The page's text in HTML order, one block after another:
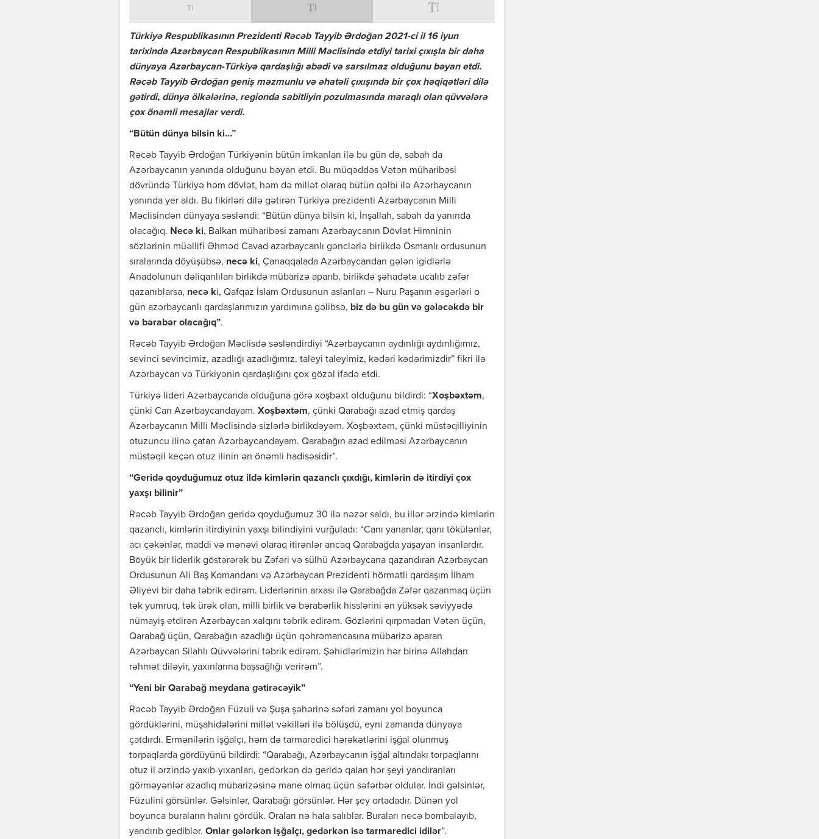
Türkiyə Respublikasının Prezidenti Rəcəb Tayyib Ərdoğan 2021-ci il 16 iyun
tarixində Azərbaycan Respublikasının Milli Məclisində etdiyi tarixi çıxışla bir daha
dünyaya Azərbaycan-Türkiyə qardaşlığı əbədi və sarsılmaz olduğunu bəyan etdi.
Rəcəb Tayyib Ərdoğan geniş məzmunlu və əhatəli çıxışında bir çox həqiqətləri dilə
gətirdi, dünya ölkələrinə, regionda sabitliyin pozulmasında maraqlı olan qüvvələrə
çox önəmli mesajlar verdi.
“Bütün dünya bilsin ki…”
Rəcəb Tayyib Ərdoğan Türkiyənin bütün imkanları ilə bu gün də, sabah da
Azərbaycanın yanında olduğunu bəyan etdi. Bu müqəddəs Vətən müharibəsi
dövründə Türkiyə həm dövlət, həm də millət olaraq bütün qəlbi ilə Azərbaycanın
yanında yer aldı. Bu fikirləri dilə gətirən Türkiyə prezidenti Azərbaycanın Milli
Məclisindən dünyaya səsləndi: “Bütün dünya bilsin ki, İnşallah, sabah da yanında
olacağıq. Necə ki, Balkan müharibəsi zamanı Azərbaycanın Dövlət Himninin
sözlərinin müəllifi Əhməd Cavad azərbaycanlı gənclərlə birlikdə Osmanlı ordusunun
sıralarında döyüşübsə, necə ki, Çanaqqalada Azərbaycandan gələn igidlərlə
Anadolunun dəliqanlıları birlikdə mübarizə aparıb, birlikdə şəhadətə ucalıb zəfər
qazanıblarsa, necə ki, Qafqaz İslam Ordusunun aslanları – Nuru Paşanın əsgərləri o
gün azərbaycanlı qardaşlarımızın yardımına gəlibsə, biz də bu gün və gələcəkdə bir
və bərabər olacağıq”.
Rəcəb Tayyib Ərdoğan Məclisdə səsləndirdiyi “Azərbaycanın aydınlığı aydınlığımız,
sevinci sevincimiz, azadlığı azadlığımız, taleyi taleyimiz, kədəri kədərimizdir” fikri ilə
Azərbaycan və Türkiyənin qardaşlığını çox gözəl ifadə etdi.
Türkiyə lideri Azərbaycanda olduğuna görə xoşbəxt olduğunu bildirdi: “Xoşbəxtəm,
çünki Can Azərbaycandayam. Xoşbəxtəm, çünki Qarabağı azad etmiş qardaş
Azərbaycanın Milli Məclisində sizlərlə birlikdəyəm. Xoşbəxtəm, çünki müstəqilliyinin
otuzuncu ilinə çatan Azərbaycandayam. Qarabağın azad edilməsi Azərbaycanın
müstəqil keçən otuz ilinin ən önəmli hadisəsidir”.
“Geridə qoyduğumuz otuz ildə kimlərin qazanclı çıxdığı, kimlərin də itirdiyi çox
yaxşı bilinir”
Rəcəb Tayyib Ərdoğan geridə qoyduğumuz 30 ilə nəzər saldı, bu illər ərzində kimlərin
qazanclı, kimlərin itirdiyinin yaxşı bilindiyini vurğuladı: “Canı yananlar, qanı tökülənlər,
acı çəkənlər, maddi və mənəvi olaraq itirənlər ancaq Qarabağda yaşayan insanlardır.
Böyük bir liderlik göstərərək bu Zəfəri və sülhü Azərbaycana qazandıran Azərbaycan
Ordusunun Ali Baş Komandanı və Azərbaycan Prezidenti hörmətli qardaşım İlham
Əliyevi bir daha təbrik edirəm. Liderlərinin arxası ilə Qarabağda Zəfər qazanmaq üçün
tək yumruq, tək ürək olan, milli birlik və bərabərlik hisslərini ən yüksək səviyyədə
nümayiş etdirən Azərbaycan xalqını təbrik edirəm. Gözlərini qırpmadan Vətən üçün,
Qarabağ üçün, Qarabağın azadlığı üçün qəhrəmancasına mübarizə aparan
Azərbaycan Silahlı Qüvvələrini təbrik edirəm. Şəhidlərimizin hər birinə Allahdan
rəhmət diləyir, yaxınlarına başsağlığı verirəm”.
“Yeni bir Qarabağ meydana gətirəcəyik”
Rəcəb Tayyib Ərdoğan Füzuli və Şuşa şəhərinə səfəri zamanı yol boyunca
gördüklərini, müşahidələrini millət vəkilləri ilə bölüşdü, eyni zamanda dünyaya
çatdırdı. Ermənilərin işğalçı, həm də tarmaredici hərəkətlərini işğal olunmuş
torpaqlarda gördüyünü bildirdi: “Qarabağı, Azərbaycanın işğal altındakı torpaqlarını
otuz il ərzində yaxıb-yıxanları, gedərkən də geridə qalan hər şeyi yandıranları
görməyənlər azadlıq mübarizəsinə mane olmaq üçün səfərbər oldular. İndi gəlsinlər,
Füzulini görsünlər. Gəlsinlər, Qarabağı görsünlər. Hər şey ortadadır. Dünən yol
boyunca buraların halını gördük. Oraları nə hala salıblar. Buraları necə bombalayıb,
yandırıb gediblər. Onlar gələrkən işğalçı, gedərkən isə tarmaredici idilər”.